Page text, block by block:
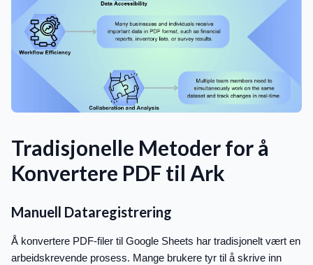
Tradisjonelle Metoder for å
Konvertere PDF til Ark
Manuell Dataregistrering
Å konvertere PDF-filer til Google Sheets har tradisjonelt vært en
arbeidskrevende prosess. Mange brukere tyr til å skrive inn